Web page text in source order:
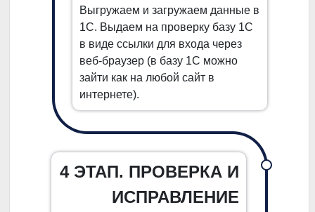
Выгружаем и загружаем данные в
1С. Выдаем на проверку базу 1С
в виде ссылки для входа через
веб-браузер (в базу 1С можно
зайти как на любой сайт в
интернете).
4 ЭТАП. ПРОВЕРКА И
ИСПРАВЛЕНИЕ